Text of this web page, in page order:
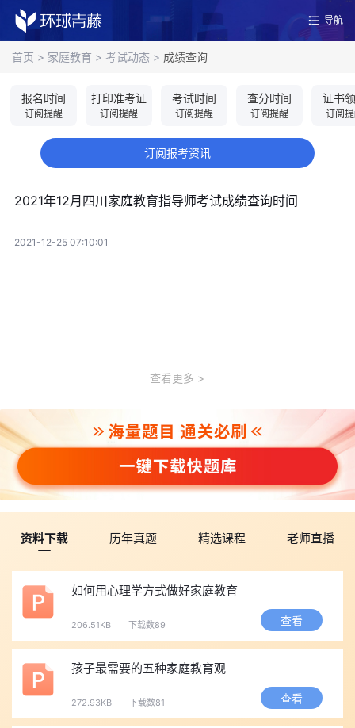
导航
首页 > 家庭教育 > 考试动态 > 成绩查询
报名时间
订阅提醒
打印准考证
订阅提醒
考试时间
订阅提醒
查分时间
订阅提醒
证书
订阅
订阅报考资讯
2021年12月四川家庭教育指导师考试成绩查询时间
2021-12-25 07:10:01
查看更多
资料下载 历年真题 精选课程 老师直播
如何用心理学方式做好家庭教育
206.51KB 下载数89 查看
孩子最需要的五种家庭教育观
272.93KB 下载数81 查看